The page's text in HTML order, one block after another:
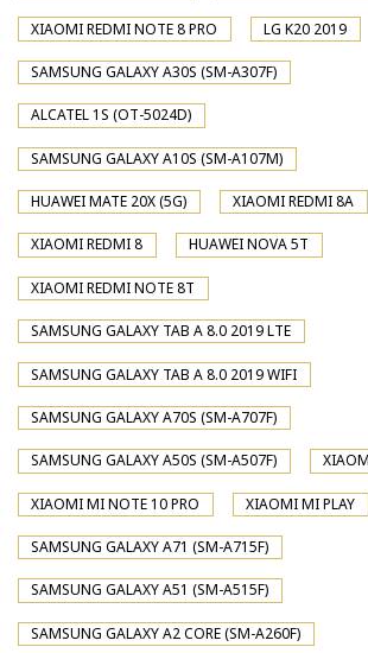
XIAOMI REDMI NOTE 8 PRO LG K20 2019
SAMSUNG GALAXY A30S (SM-A307F)
ALCATEL 1S (OT-5024D)
SAMSUNG GALAXY A10S (SM-A107M)
HUAWEI MATE 20X (5G) XIAOMI REDMI 8A
XIAOMI REDMI 8 HUAWEI NOVA 5T
XIAOMI REDMI NOTE 8T
SAMSUNG GALAXY TAB A 8.0 2019 LTE
SAMSUNG GALAXY TAB A 8.0 2019 WIFI
SAMSUNG GALAXY A70S (SM-A707F)
SAMSUNG GALAXY A50S (SM-A507F)
XIAOMI MI NOTE 10 PRO XIAOMI MI PLAY
SAMSUNG GALAXY A71 (SM-A715F)
SAMSUNG GALAXY A51 (SM-A515F)
SAMSUNG GALAXY A2 CORE (SM-A260F)